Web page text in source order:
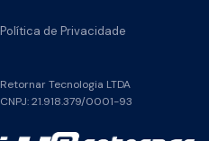
Política de Privacidade
Retornar Tecnologia LTDA
CNPJ: 21.918.379/0001-93